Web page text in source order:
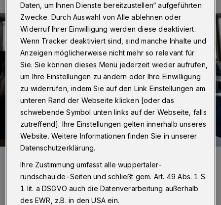
Foto: Stadt Wuppertal
Daten, um Ihnen Dienste bereitzustellen“ aufgeführten
Zwecke. Durch Auswahl von Alle ablehnen oder
Widerruf Ihrer Einwilligung werden diese deaktiviert.
Wenn Tracker deaktiviert sind, sind manche Inhalte und
Anzeigen möglicherweise nicht mehr so relevant für
Sie. Sie können dieses Menü jederzeit wieder aufrufen,
um Ihre Einstellungen zu ändern oder Ihre Einwilligung
zu widerrufen, indem Sie auf den Link Einstellungen am
unteren Rand der Webseite klicken [oder das
schwebende Symbol unten links auf der Webseite, falls
zutreffend]. Ihre Einstellungen gelten innerhalb unseres
Website. Weitere Informationen finden Sie in unserer
Datenschutzerklärung.
Ihre Zustimmung umfasst alle wuppertaler-
rundschau.de-Seiten und schließt gem. Art. 49 Abs. 1 S.
1 lit. a DSGVO auch die Datenverarbeitung außerhalb
des EWR, z.B. in den USA ein.